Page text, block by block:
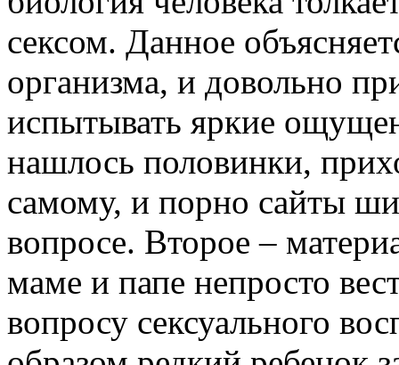
сексом. Данное
организма, и довольно
испытывать яркие
нашлось половинки,
самому, и порно сайты
вопросе. Второе –
маме и папе непросто
вопросу сексуального